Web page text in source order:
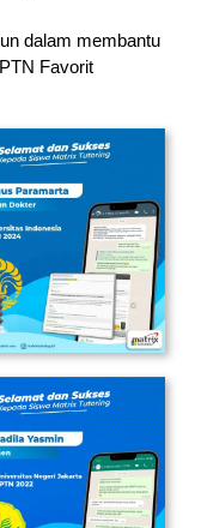
dalam membantu
Favorit